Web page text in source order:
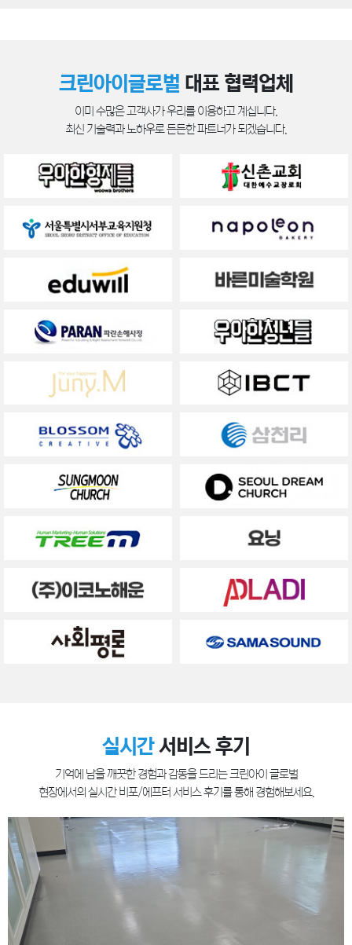
2025-11-11 크린아이글로벌 에어컨클리닝
2025-11-10 표준영 사업장클리닝
크린아이글로벌 대표 협력업체
이미 수많은 고객사가 우리를 이용하고 계십니다.
최신 기술력과 노하우로 든든한 파트너가 되겠습니다.
실시간서비스 후기
기억에 남을 깨끗한 경험과 감동을 드리는 크린아이 글로벌
현장에서의 실시간 비포/에프터 서비스 후기를 통해 경험해보세요.